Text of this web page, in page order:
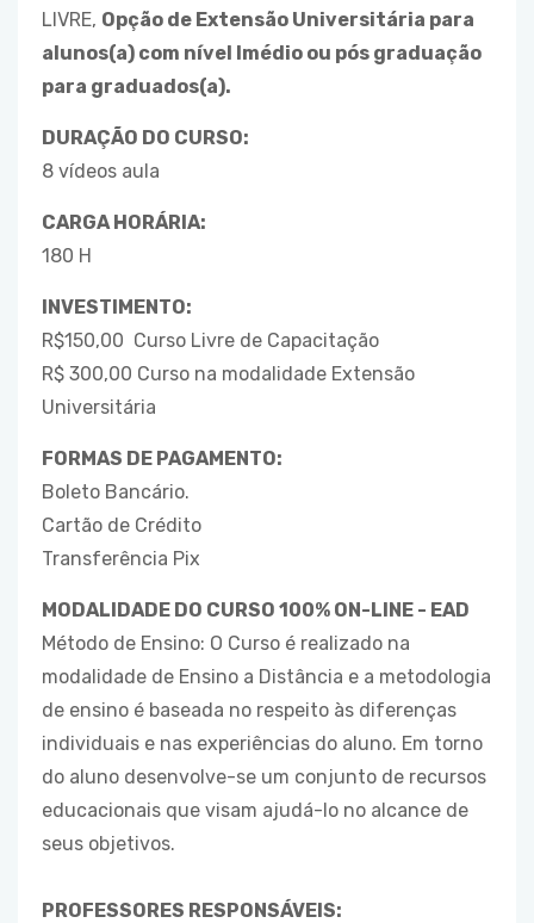
LIVRE, Opção de Extensão Universitária para
alunos(a) com nível lmédio ou pós graduação
para graduados(a).
DURAÇÃO DO CURSO:
8 vídeos aula
CARGA HORÁRIA:
180 H
INVESTIMENTO:
R$150,00 Curso Livre de Capacitação
R$ 300,00 Curso na modalidade Extensão
Universitária
FORMAS DE PAGAMENTO:
Boleto Bancário.
Cartão de Crédito
Transferência Pix
MODALIDADE DO CURSO 100% ON-LINE - EAD
Método de Ensino: O Curso é realizado na
modalidade de Ensino a Distância e a metodologia
de ensino é baseada no respeito às diferenças
individuais e nas experiências do aluno. Em torno
do aluno desenvolve-se um conjunto de recursos
educacionais que visam ajudá-lo no alcance de
seus objetivos.
PROFESSORES RESPONSÁVEIS: